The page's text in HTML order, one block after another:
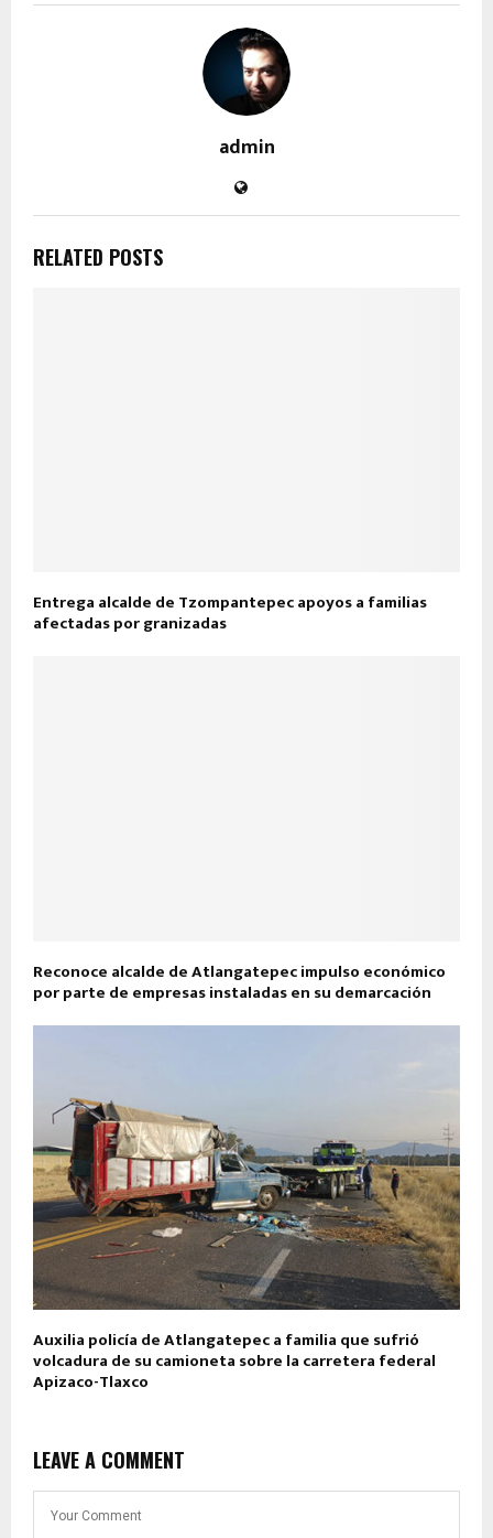
admin
RELATED POSTS
Entrega alcalde de Tzompantepec apoyos a familias
afectadas por granizadas
Reconoce alcalde de Atlangatepec impulso económico
por parte de empresas instaladas en su demarcación
Auxilia policía de Atlangatepec a familia que sufrió
volcadura de su camioneta sobre la carretera federal
Apizaco-Tlaxco
LEAVE A COMMENT